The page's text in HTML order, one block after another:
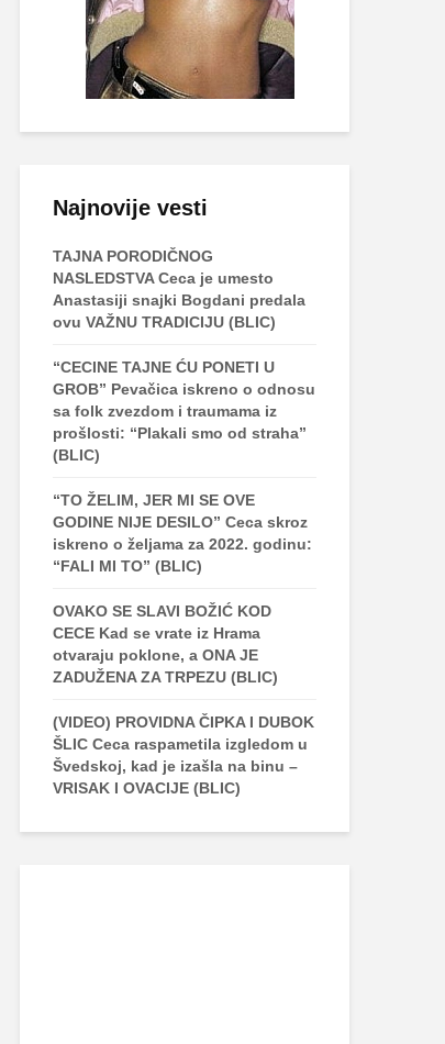
Najnovije vesti
TAJNA PORODIČNOG
NASLEDSTVA Ceca je umesto
Anastasiji snajki Bogdani predala
ovu VAŽNU TRADICIJU (BLIC)
“CECINE TAJNE ĆU PONETI U
GROB” Pevačica iskreno o odnosu
sa folk zvezdom i traumama iz
prošlosti: “Plakali smo od straha”
(BLIC)
“TO ŽELIM, JER MI SE OVE
GODINE NIJE DESILO” Ceca skroz
iskreno o željama za 2022. godinu:
“FALI MI TO” (BLIC)
OVAKO SE SLAVI BOŽIĆ KOD
CECE Kad se vrate iz Hrama
otvaraju poklone, a ONA JE
ZADUŽENA ZA TRPEZU (BLIC)
(VIDEO) PROVIDNA ČIPKA I DUBOK
ŠLIC Ceca raspametila izgledom u
Švedskoj, kad je izašla na binu –
VRISAK I OVACIJE (BLIC)